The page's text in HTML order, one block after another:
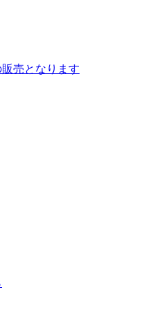
販売となります